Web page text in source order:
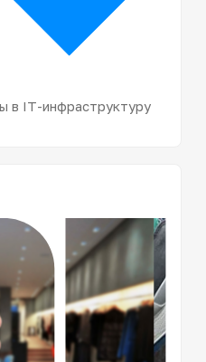
в IT-инфраструктуру